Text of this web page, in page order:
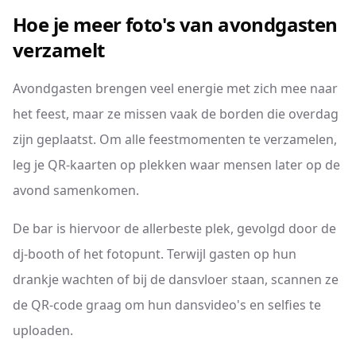
Hoe je meer foto's van avondgasten
verzamelt
Avondgasten brengen veel energie met zich mee naar
het feest, maar ze missen vaak de borden die overdag
zijn geplaatst. Om alle feestmomenten te verzamelen,
leg je QR-kaarten op plekken waar mensen later op de
avond samenkomen.
De bar is hiervoor de allerbeste plek, gevolgd door de
dj-booth of het fotopunt. Terwijl gasten op hun
drankje wachten of bij de dansvloer staan, scannen ze
de QR-code graag om hun dansvideo's en selfies te
uploaden.